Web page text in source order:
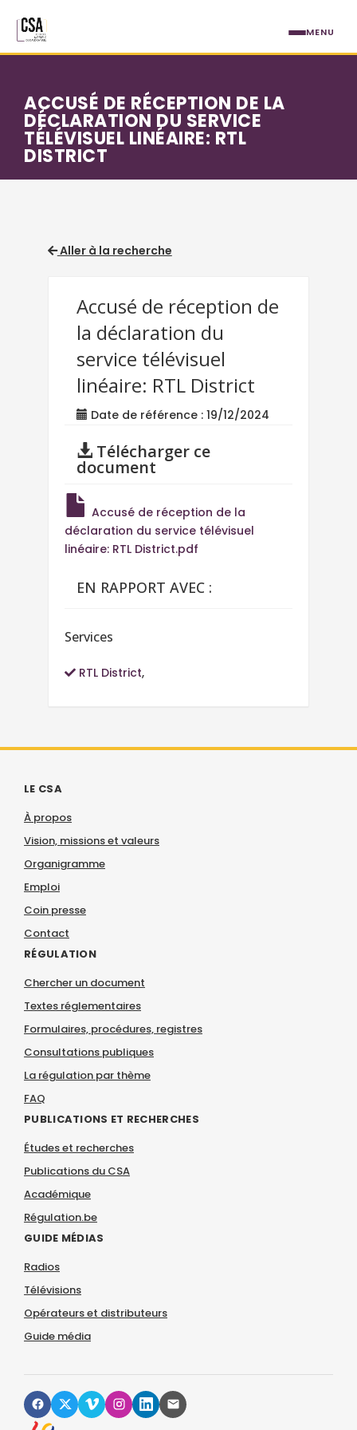
ACCUSÉ DE RÉCEPTION DE LA
DÉCLARATION DU SERVICE
TÉLÉVISUEL LINÉAIRE: RTL
DISTRICT
Aller à la recherche
Accusé de réception de
la déclaration du
service télévisuel
linéaire: RTL District
Date de référence : 19/12/2024
Télécharger ce
document
Accusé de réception de la
déclaration du service télévisuel
linéaire: RTL District.pdf
EN RAPPORT AVEC :
Services
RTL District,
LE CSA
À propos
Vision, missions et valeurs
Organigramme
Emploi
Coin presse
Contact
RÉGULATION
Chercher un document
Textes réglementaires
Formulaires, procédures, registres
Consultations publiques
La régulation par thème
FAQ
PUBLICATIONS ET RECHERCHES
Études et recherches
Publications du CSA
Académique
Régulation.be
GUIDE MÉDIAS
Radios
Télévisions
Opérateurs et distributeurs
Guide média
MENU